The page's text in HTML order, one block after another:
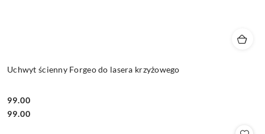
Uchwyt ścienny Forgeo do lasera krzyżowego
Cena:
99.00
Cena:
99.00